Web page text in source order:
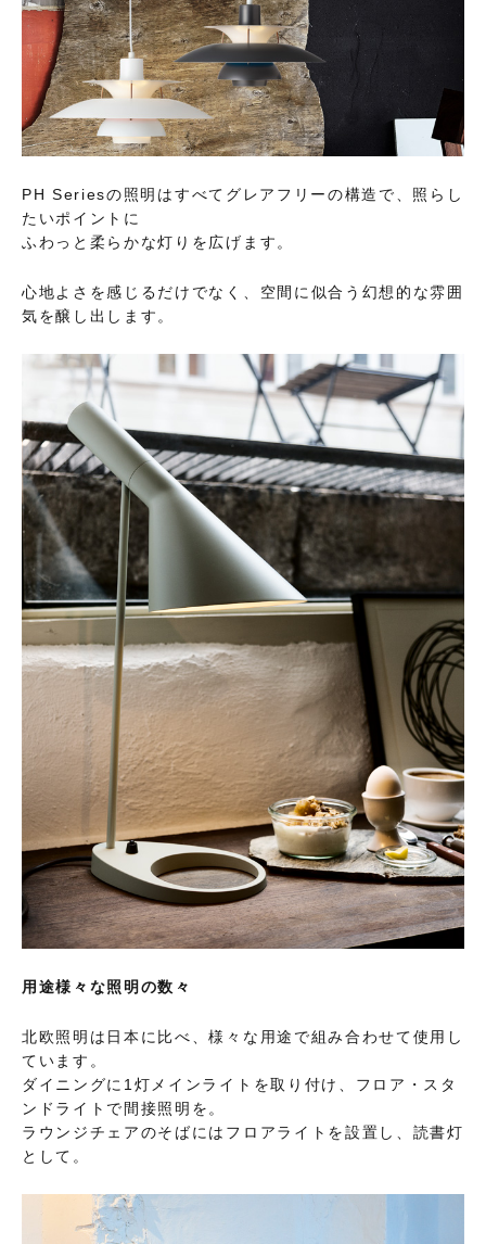
PH Seriesの照明はすべてグレアフリーの構造で、照らし
たいポイントに
ふわっと柔らかな灯りを広げます。
心地よさを感じるだけでなく、空間に似合う幻想的な雰囲
気を醸し出します。
用途様々な照明の数々
北欧照明は日本に比べ、様々な用途で組み合わせて使用し
ています。
ダイニングに1灯メインライトを取り付け、フロア・スタ
ンドライトで間接照明を。
ラウンジチェアのそばにはフロアライトを設置し、読書灯
として。